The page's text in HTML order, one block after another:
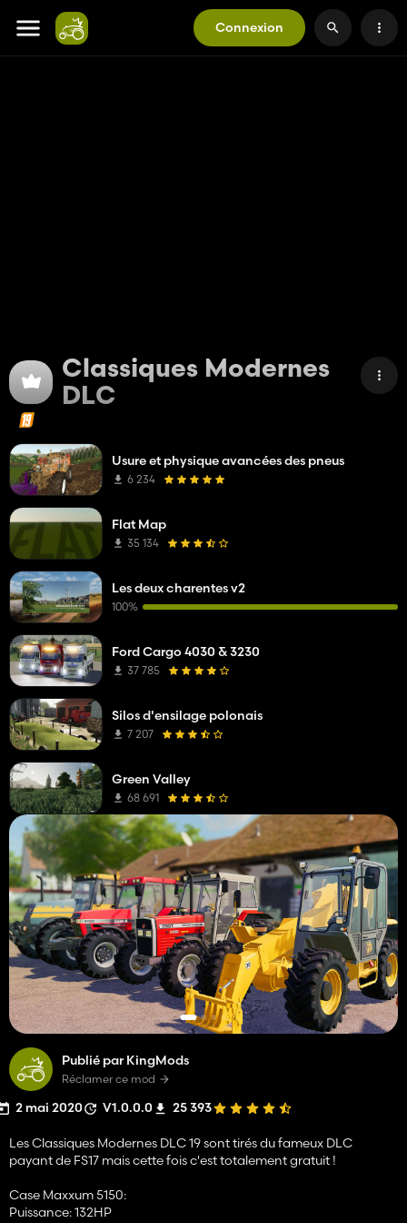
Connexion
Classiques Modernes
DLC
Publié par KingMods
Réclamer ce mod
2 mai 2020 V1.0.0.0 25 393
Les Classiques Modernes DLC 19 sont tirés du fameux DLC
payant de FS17 mais cette fois c'est totalement gratuit !
Case Maxxum 5150:
Puissance: 132HP
Usure et physique avancées des pneus
6 234
Flat Map
35 134
Les deux charentes v2
100%
Ford Cargo 4030 & 3230
37 785
Silos d'ensilage polonais
7 207
Green Valley
68 691